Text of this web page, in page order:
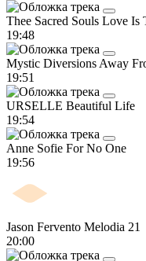
Thee Sacred Souls Love Is
19:48
Mystic Diversions Away
19:51
URSELLE Beautiful Life
19:54
Anne Sofie For No One
19:56
Jason Fervento Melodia 21
20:00